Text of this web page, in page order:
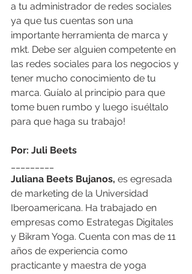
a tu administrador de redes sociales
ya que tus cuentas son una
importante herramienta de marca y
mkt. Debe ser alguien competente en
las redes sociales para los negocios y
tener mucho conocimiento de tu
marca. Guíalo al principio para que
tome buen rumbo y luego ¡suéltalo
para que haga su trabajo!
Por: Juli Beets
Juliana Beets Bujanos, es egresada
de marketing de la Universidad
Iberoamericana. Ha trabajado en
empresas como Estrategas Digitales
y Bikram Yoga. Cuenta con mas de 11
años de experiencia como
practicante y maestra de yoga